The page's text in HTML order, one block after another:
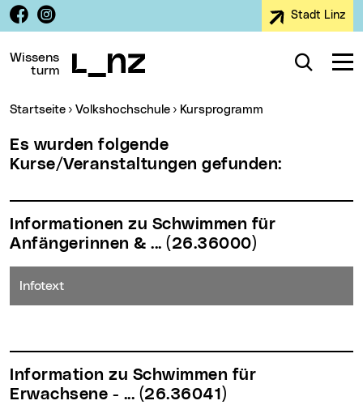
Zur Navigation
Zum Inhalt
Zur Suche
Facebook
Instagram Stadt Linz
Wissens
turm
Suche
Sie sind hier:
Startseite Volkshochschule Kursprogramm
Es wurden folgende
Kurse/Veranstaltungen gefunden:
Anfängerinnen & ... (26.36000)
Infotext
Erwachsene - ... (26.36041)